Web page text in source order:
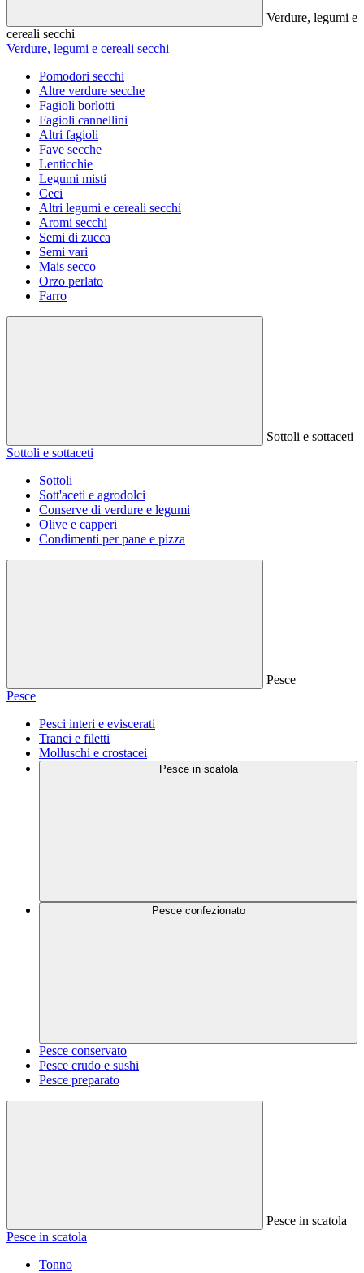
Verdure, legumi e
cereali secchi
Verdure, legumi e cereali secchi
Pomodori secchi
Altre verdure secche
Fagioli borlotti
Fagioli cannellini
Altri fagioli
Fave secche
Lenticchie
Legumi misti
Ceci
Altri legumi e cereali secchi
Aromi secchi
Semi di zucca
Semi vari
Mais secco
Orzo perlato
Farro
Sottoli e sottaceti
Sottoli e sottaceti
Sottoli
Sott'aceti e agrodolci
Conserve di verdure e legumi
Olive e capperi
Condimenti per pane e pizza
Pesce
Pesce
Pesci interi e eviscerati
Tranci e filetti
Molluschi e crostacei
Pesce in scatola
Pesce confezionato
Pesce conservato
Pesce crudo e sushi
Pesce preparato
Pesce in scatola
Pesce in scatola
Tonno